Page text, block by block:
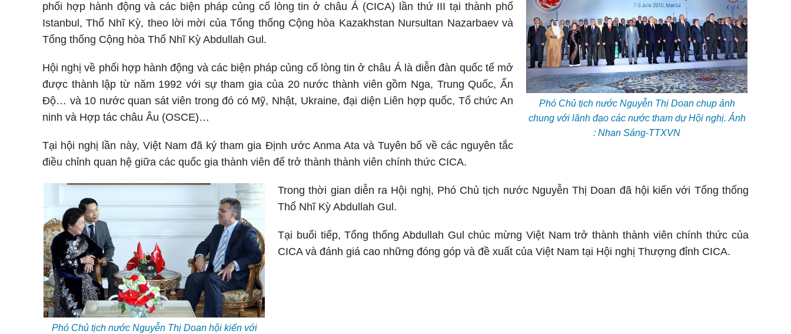
Phó Chủ tịch nước Nguyễn Thị Doan chup ảnh
chung với lãnh đạo các nước tham dự Hội nghị. Ảnh
: Nhan Sáng-TTXVN
phối hợp hành động và các biện pháp củng cố lòng tin ở châu Á (CICA) lần thứ III tại thành phố
Istanbul, Thổ Nhĩ Kỳ, theo lời mời của Tổng thống Cộng hòa Kazakhstan Nursultan Nazarbaev và
Tổng thống Cộng hòa Thổ Nhĩ Kỳ Abdullah Gul.
Hội nghị về phối hợp hành động và các biện pháp củng cố lòng tin ở châu Á là diễn đàn quốc tế mở
được thành lập từ năm 1992 với sự tham gia của 20 nước thành viên gồm Nga, Trung Quốc, Ấn
Độ… và 10 nước quan sát viên trong đó có Mỹ, Nhật, Ukraine, đại diện Liên hợp quốc, Tổ chức An
ninh và Hợp tác châu Âu (OSCE)…
Tại hội nghị lần này, Việt Nam đã ký tham gia Định ước Anma Ata và Tuyên bố về các nguyên tắc
điều chỉnh quan hệ giữa các quốc gia thành viên để trở thành thành viên chính thức CICA.
Phó Chủ tịch nước Nguyễn Thị Doan hội kiến với
Trong thời gian diễn ra Hội nghị, Phó Chủ tịch nước Nguyễn Thị Doan đã hội kiến với Tổng thống
Thổ Nhĩ Kỳ Abdullah Gul.
Tại buổi tiếp, Tổng thống Abdullah Gul chúc mừng Việt Nam trở thành thành viên chính thức của
CICA và đánh giá cao những đóng góp và đề xuất của Việt Nam tại Hội nghị Thượng đỉnh CICA.